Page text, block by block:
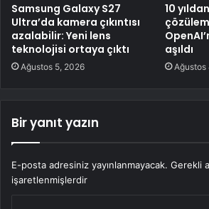
Samsung Galaxy S27
Ultra’da kamera çıkıntısı
azalabilir: Yeni lens
teknolojisi ortaya çıktı
Ağustos 5, 2026
10
aşıldı
Ağustos
Bir yanıt yazın
E-posta adresiniz yayınlanmayacak. Gerekli
işaretlenmişlerdir